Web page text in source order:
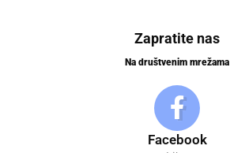
Zapratite nas
Na društvenim mrežama
Facebook